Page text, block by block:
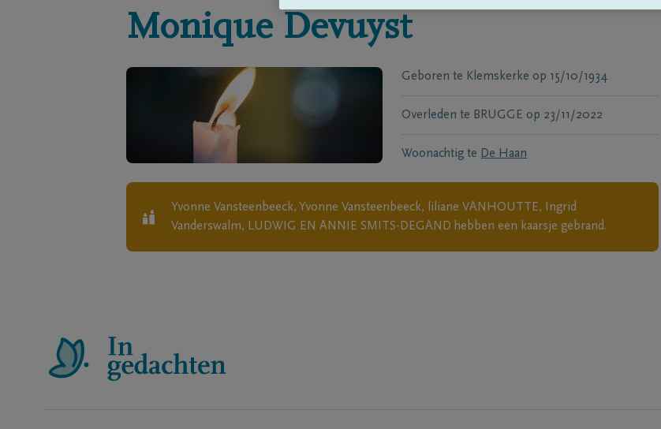
Monique Devuyst
Geboren te Klemskerke op 15/10/1934
Overleden te BRUGGE op 23/11/2022
Woonachtig te De Haan
Yvonne Vansteenbeeck, Yvonne Vansteenbeeck, liliane VANHOUTTE, Ingrid
Vanderswalm, LUDWIG EN ANNIE SMITS-DEGAND hebben een kaarsje gebrand.